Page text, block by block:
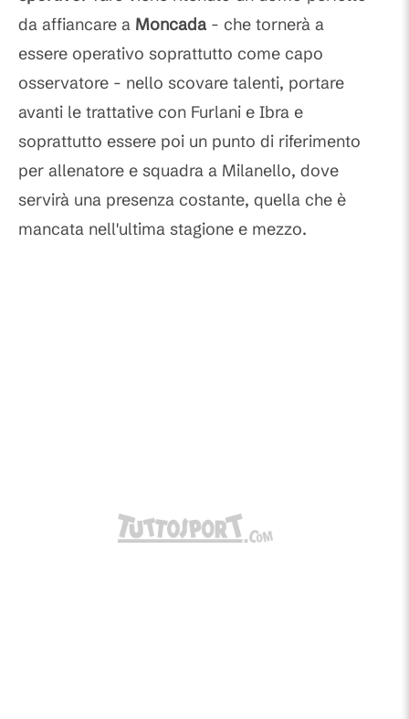
da affiancare a Moncada - che tornerà a
essere operativo soprattutto come capo
osservatore - nello scovare talenti, portare
avanti le trattative con Furlani e Ibra e
soprattutto essere poi un punto di riferimento
per allenatore e squadra a Milanello, dove
servirà una presenza costante, quella che è
mancata nell'ultima stagione e mezzo.